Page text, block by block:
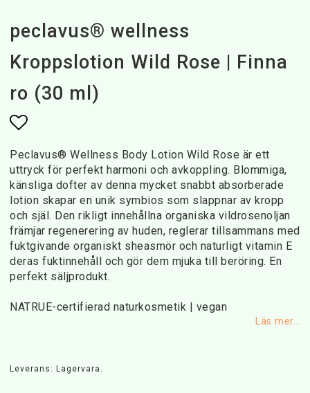
peclavus® wellness
Kroppslotion Wild Rose | Finna
ro (30 ml)
Lägg till i favoritlistan
Peclavus® Wellness Body Lotion Wild Rose är ett
uttryck för perfekt harmoni och avkoppling. Blommiga,
känsliga dofter av denna mycket snabbt absorberade
lotion skapar en unik symbios som slappnar av kropp
och själ. Den rikligt innehållna organiska vildrosenoljan
främjar regenerering av huden, reglerar tillsammans med
fuktgivande organiskt sheasmör och naturligt vitamin E
deras fuktinnehåll och gör dem mjuka till beröring. En
perfekt säljprodukt.
NATRUE-certifierad naturkosmetik | vegan
Läs mer...
Leverans: Lagervara.